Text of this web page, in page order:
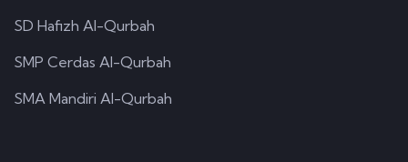
SD Hafizh Al-Qurbah
SMP Cerdas Al-Qurbah
SMA Mandiri Al-Qurbah